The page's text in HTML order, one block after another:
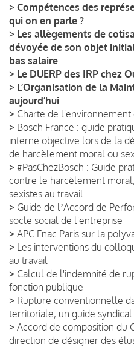
> Compétences des
qui on en parle ?
> Les allègements de
dévoyée de son objet
bas salaire
> Le DUERP des IRP chez
> L’Organisation de la
aujourd’hui
> Charte de
> Bosch France : guide
interne objective lors de la
de harcèlement moral ou
> #PasChezBosch : Guide
contre le harcèlement
sexistes au travail
> Guide de lʼAccord de
socle social de l'entreprise
> APC Fnac Paris sur la
> Les interventions du
au travail
> Calcul de l'indemnité de
fonction publique
> Rupture conventionnelle
territoriale, un guide syndical
> Accord de composition du
direction de désigner des